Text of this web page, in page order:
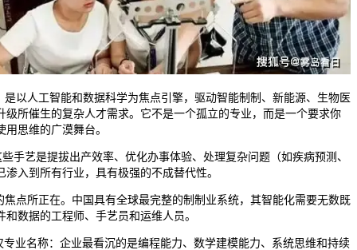
人工智能和数据科学为焦点引擎，驱动智能制制、新能源、生物医
级所催生的复杂人才需求。它不是一个孤立的专业，而是一个要求你
思维的广漠舞台。
艺是提拔出产效率、优化办事体验、处理复杂问题（如疾病预测、
入到所有行业，具有极强的不成替代性。
所正在。中国具有全球最完整的制制业系统，其智能化需要无数既
数据的工程师、手艺员和运维人员。
名称：企业最看沉的是编程能力、数学建模能力、系统思维和持续